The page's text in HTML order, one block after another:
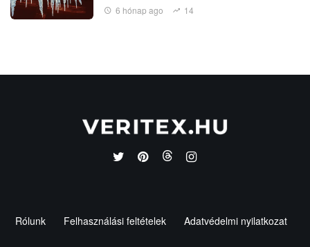
6 hónap ago 14
Rólunk Felhasználási feltételek Adatvédelmi nyilatkozat